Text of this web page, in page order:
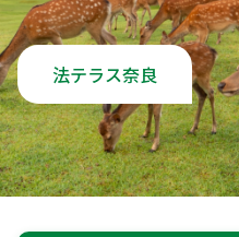
法テラス奈良